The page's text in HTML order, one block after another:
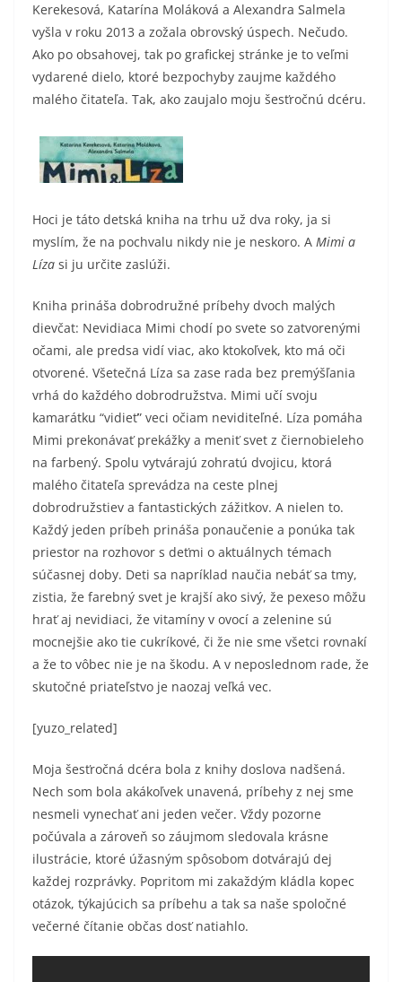
Kerekesová, Katarína Moláková a Alexandra Salmela
vyšla v roku 2013 a zožala obrovský úspech. Nečudo.
Ako po obsahovej, tak po grafickej stránke je to veľmi
vydarené dielo, ktoré bezpochyby zaujme každého
malého čitateľa. Tak, ako zaujalo moju šesťročnú dcéru.
Hoci je táto detská kniha na trhu už dva roky, ja si
myslím, že na pochvalu nikdy nie je neskoro. A Mimi a
Líza si ju určite zaslúži.
Kniha prináša dobrodružné príbehy dvoch malých
dievčat: Nevidiaca Mimi chodí po svete so zatvorenými
očami, ale predsa vidí viac, ako ktokoľvek, kto má oči
otvorené. Všetečná Líza sa zase rada bez premýšľania
vrhá do každého dobrodružstva. Mimi učí svoju
kamarátku “vidieť” veci očiam neviditeľné. Líza pomáha
Mimi prekonávať prekážky a meniť svet z čiernobieleho
na farbený. Spolu vytvárajú zohratú dvojicu, ktorá
malého čitateľa sprevádza na ceste plnej
dobrodružstiev a fantastických zážitkov. A nielen to.
Každý jeden príbeh prináša ponaučenie a ponúka tak
priestor na rozhovor s deťmi o aktuálnych témach
súčasnej doby. Deti sa napríklad naučia nebáť sa tmy,
zistia, že farebný svet je krajší ako sivý, že pexeso môžu
hrať aj nevidiaci, že vitamíny v ovocí a zelenine sú
mocnejšie ako tie cukríkové, či že nie sme všetci rovnakí
a že to vôbec nie je na škodu. A v neposlednom rade, že
skutočné priateľstvo je naozaj veľká vec.
[yuzo_related]
Moja šesťročná dcéra bola z knihy doslova nadšená.
Nech som bola akákoľvek unavená, príbehy z nej sme
nesmeli vynechať ani jeden večer. Vždy pozorne
počúvala a zároveň so záujmom sledovala krásne
ilustrácie, ktoré úžasným spôsobom dotvárajú dej
každej rozprávky. Popritom mi zakaždým kládla kopec
otázok, týkajúcich sa príbehu a tak sa naše spoločné
večerné čítanie občas dosť natiahlo.